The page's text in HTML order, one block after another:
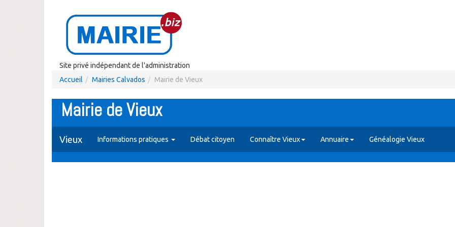
Site privé indépendant de l'administration
Accueil
Mairies Calvados Mairie de Vieux
Mairie de Vieux
Vieux Informations pratiques Débat citoyen Connaître Vieux Annuaire Généalogie Vieux